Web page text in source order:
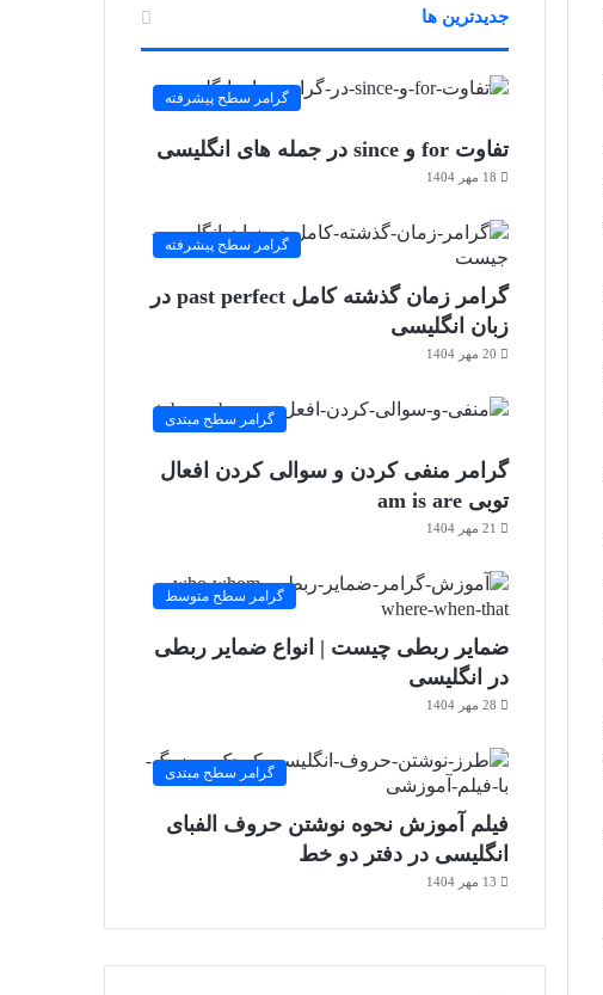
جدیدترین ها
گرامر سطح پیشرفته
تفاوت for و since در جمله های انگلیسی
18 مهر 1404
گرامر سطح پیشرفته
گرامر زمان گذشته کامل past perfect در
زبان انگلیسی
20 مهر 1404
گرامر سطح مبتدی
گرامر منفی کردن و سوالی کردن افعال
توبی am is are
21 مهر 1404
گرامر سطح متوسط
ضمایر ربطی چیست | انواع ضمایر ربطی
در انگلیسی
28 مهر 1404
گرامر سطح مبتدی
فیلم آموزش نحوه نوشتن حروف الفبای
انگلیسی در دفتر دو خط
13 مهر 1404